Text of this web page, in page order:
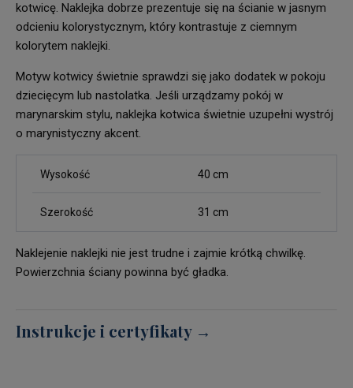
kotwicę. Naklejka dobrze prezentuje się na ścianie w jasnym
odcieniu kolorystycznym, który kontrastuje z ciemnym
kolorytem naklejki.
Motyw kotwicy świetnie sprawdzi się jako dodatek w pokoju
dziecięcym lub nastolatka. Jeśli urządzamy pokój w
marynarskim stylu, naklejka kotwica świetnie uzupełni wystrój
o marynistyczny akcent.
Wysokość 40 cm
Szerokość 31 cm
Naklejenie naklejki nie jest trudne i zajmie krótką chwilkę.
Powierzchnia ściany powinna być gładka.
Instrukcje i certyfikaty →